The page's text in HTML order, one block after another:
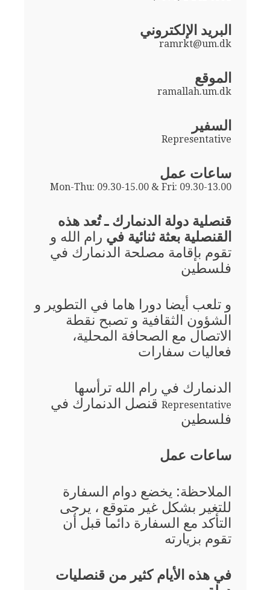
البريد الإلكتروني
ramrkt@um.dk
الموقع
ramallah.um.dk
السفير
Representative
ساعات عمل
Mon-Thu: 09.30-15.00 & Fri: 09.30-13.00
قنصلية دولة الدنمارك ـ تُعد هذه
القنصلية بعثة ثنائية في رام الله و
تقوم بإقامة مصلحة الدنمارك في
فلسطين
و تلعب أيضا دورا هاما في التطوير و
الشؤون الثقافية و تصبح نقطة
الاتصال مع الصحافة المحلية،
فعاليات سفارات
الدنمارك في رام الله ترأسها
Representativeقنصل الدنمارك في
فلسطين
ساعات عمل
الملاحظة: يخضع دوام السفارة
للتغير بشكل غير متوقع ، يرجى
التأكد مع السفارة دائما قبل أن
تقوم بزيارته
في هذه الأيام كثير من قنصليات